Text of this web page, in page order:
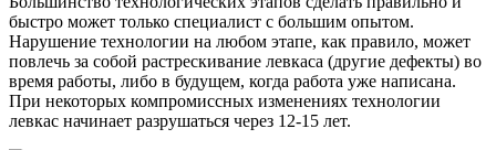
быстро может только специалист с большим опытом.
Нарушение технологии на любом этапе, как правило, может
повлечь за собой растрескивание левкаса (другие дефекты) во
время работы, либо в будущем, когда работа уже написана.
При некоторых компромиссных изменениях технологии
левкас начинает разрушаться через 12-15 лет.